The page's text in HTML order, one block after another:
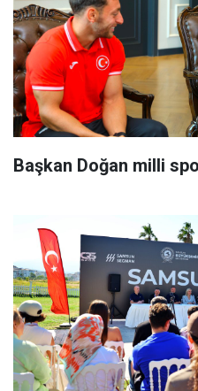
Başkan Doğan milli